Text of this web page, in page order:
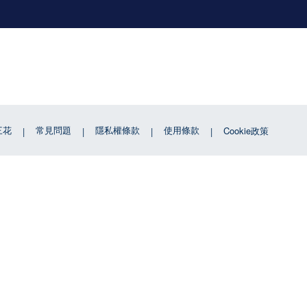
花 常見問題 隱私權條款 使用條款 Cookie政策